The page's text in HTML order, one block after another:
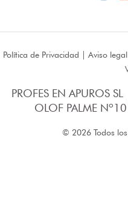
Política de Privacidad | Aviso legal
PROFES EN APUROS
OLOF PALME
© 2026 Todos los